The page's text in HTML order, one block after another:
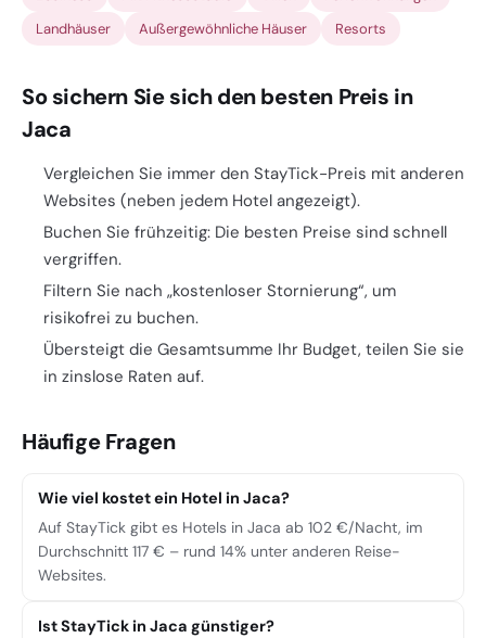
Landhäuser
Außergewöhnliche Häuser Resorts
So sichern Sie sich den besten Preis in
Jaca
Vergleichen Sie immer den StayTick-Preis mit anderen
Websites (neben jedem Hotel angezeigt).
Buchen Sie frühzeitig: Die besten Preise sind schnell
vergriffen.
Filtern Sie nach „kostenloser Stornierung“, um
risikofrei zu buchen.
Übersteigt die Gesamtsumme Ihr Budget, teilen Sie sie
in zinslose Raten auf.
Häufige Fragen
Wie viel kostet ein Hotel in Jaca?
Auf StayTick gibt es Hotels in Jaca ab 102 €/Nacht, im
Durchschnitt 117 € – rund 14% unter anderen Reise-
Websites.
Ist StayTick in Jaca günstiger?